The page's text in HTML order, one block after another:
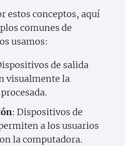
estos conceptos, aquí
comunes de
usamos:
de salida
visualmente la
: Dispositivos de
a los usuarios
la computadora.